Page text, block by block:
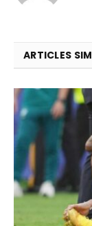
ARTICLES